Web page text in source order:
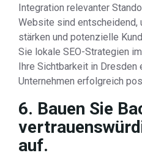
Integration relevanter
Website sind entscheidend,
stärken und potenzielle
Sie lokale SEO-Strategien
Ihre Sichtbarkeit in Dresden
Unternehmen erfolgreich
6. Bauen Sie
auf.